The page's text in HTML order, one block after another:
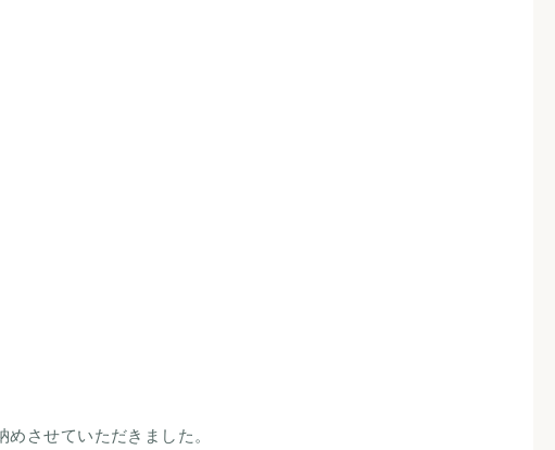
させていただきました。